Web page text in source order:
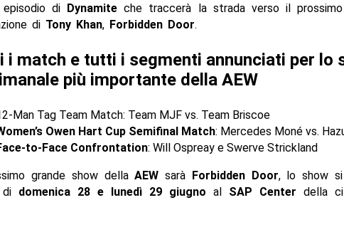
episodio di Dynamite che traccerà la strada verso il
diTony Khan, Forbidden Door.
i match e tutti i segmenti annunciati per lo
più importante della AEW
Man Tag Team Match: Team MJF vs. Team Briscoe
Owen Hart Cup Semifinal Match: Mercedes Moné vs.
to-Face Confrontation: Will Ospreay e Swerve Strickland
grande show dellaAEW sarà Forbidden Door, lo show
domenica 28 e lunedì 29 giugnoal SAP Center della